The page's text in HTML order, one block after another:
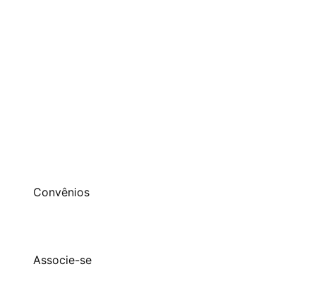
Convênios
Associe-se